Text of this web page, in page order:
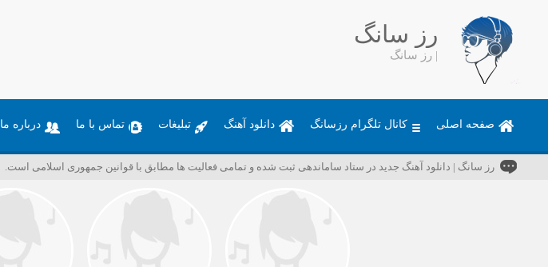
رز سانگ
| رز سانگ
صفحه اصلی کانال تلگرام رزسانگ دانلود آهنگ تبلیغات تماس با ما درباره ما
رز سانگ | دانلود آهنگ جدید در ستاد ساماندهی ثبت شده و تمامی فعالیت ها مطابق با قوانین جمهوری اسلامی است.